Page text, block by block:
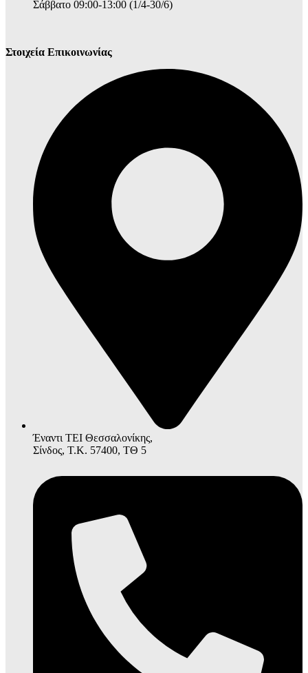
Σάββατο 09:00-13:00 (1/4-30/6)
Στοιχεία Επικοινωνίας
Έναντι ΤΕΙ Θεσσαλονίκης,
Σίνδος, Τ.Κ. 57400, ΤΘ 5